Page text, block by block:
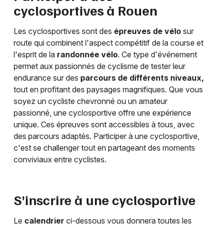
cyclosportives à Rouen
Les cyclosportives sont des épreuves de vélo sur
route qui combinent l'aspect compétitif de la course et
l'esprit de la randonnée vélo. Ce type d'événement
permet aux passionnés de cyclisme de tester leur
endurance sur des parcours de différents niveaux,
tout en profitant des paysages magnifiques. Que vous
soyez un cycliste chevronné ou un amateur
passionné, une cyclosportive offre une expérience
unique. Ces épreuves sont accessibles à tous, avec
des parcours adaptés. Participer à une cyclosportive,
c'est se challenger tout en partageant des moments
conviviaux entre cyclistes.
S’inscrire à une cyclosportive
Le calendrier ci-dessous vous donnera toutes les